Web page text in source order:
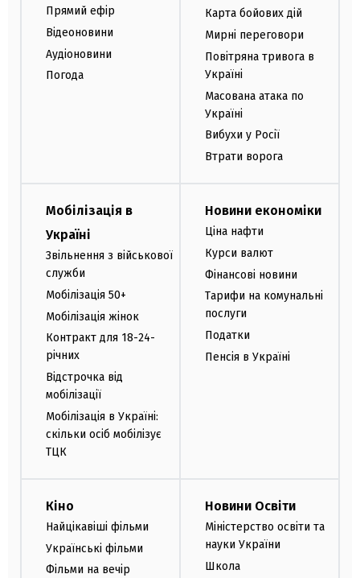
Прямий ефір
Відеоновини
Аудіоновини
Погода
Карта бойових дій
Мирні переговори
Повітряна тривога в
Україні
Масована атака по
Україні
Вибухи у Росії
Втрати ворога
Мобілізація в
Україні
Звільнення з військової
служби
Мобілізація 50+
Мобілізація жінок
Контракт для 18-24-
річних
Відстрочка від
мобілізації
Мобілізація в Україні:
скільки осіб мобілізує
ТЦК
Новини економіки
Ціна нафти
Курси валют
Фінансові новини
Тарифи на комунальні
послуги
Податки
Пенсія в Україні
Кіно
Найцікавіші фільми
Українські фільми
Фільми на вечір
Новини Освіти
Міністерство освіти та
науки України
Школа